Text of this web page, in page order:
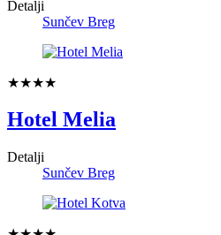
Detalji
Sunčev Breg
★★★★
Hotel Melia
Detalji
Sunčev Breg